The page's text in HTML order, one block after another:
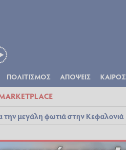
ΠΟΛΙΤΙΣΜΟΣ ΑΠΟΨΕΙΣ ΚΑΙΡΟΣ
την μεγάλη φωτιά στην Κεφαλονιά